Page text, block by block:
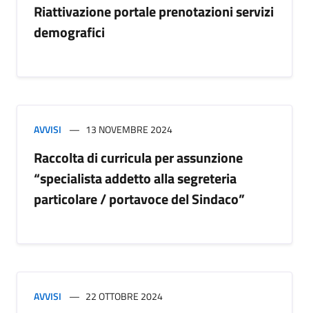
Riattivazione portale prenotazioni servizi
demografici
AVVISI 13 NOVEMBRE 2024
Raccolta di curricula per assunzione
“specialista addetto alla segreteria
particolare / portavoce del Sindaco”
AVVISI 22 OTTOBRE 2024